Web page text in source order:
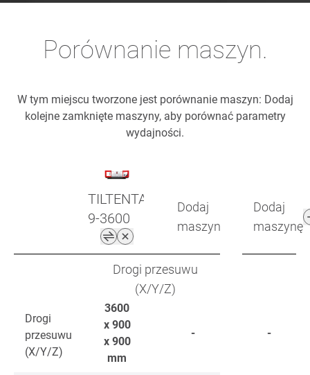
Porównanie maszyn.
W tym miejscu tworzone jest porównanie maszyn: Dodaj
kolejne zamknięte maszyny, aby porównać parametry
wydajności.
TILTENTA
9-3600
Dodaj
maszynę
Dodaj
maszynę
Drogi przesuwu
(X/Y/Z)
Drogi
przesuwu
(X/Y/Z)
3600
x 900
x 900
mm
- -